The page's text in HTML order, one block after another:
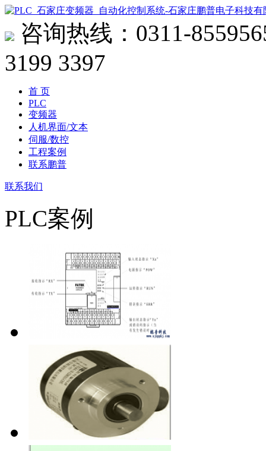
咨询热线： 0311-
3199 3397
首 页
PLC
变频器
人机界面/文本
伺服/数控
工程案例
联系鹏普
联系我们
PLC案例